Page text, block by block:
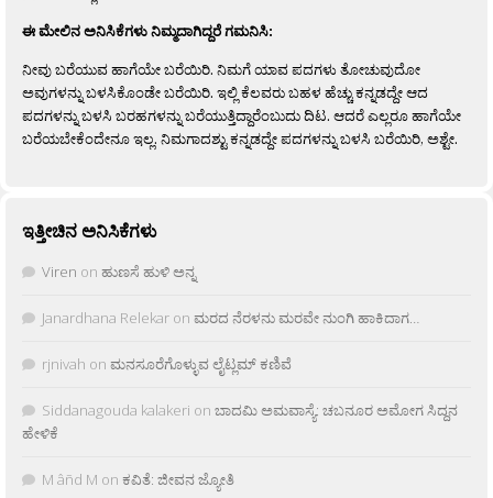
ಈ ಮೇಲಿನ ಅನಿಸಿಕೆಗಳು ನಿಮ್ಮದಾಗಿದ್ದರೆ ಗಮನಿಸಿ:
ನೀವು ಬರೆಯುವ ಹಾಗೆಯೇ ಬರೆಯಿರಿ. ನಿಮಗೆ ಯಾವ ಪದಗಳು ತೋಚುವುದೋ
ಅವುಗಳನ್ನು ಬಳಸಿಕೊಂಡೇ ಬರೆಯಿರಿ. ಇಲ್ಲಿ ಕೆಲವರು ಬಹಳ ಹೆಚ್ಚು ಕನ್ನಡದ್ದೇ ಆದ
ಪದಗಳನ್ನು ಬಳಸಿ ಬರಹಗಳನ್ನು ಬರೆಯುತ್ತಿದ್ದಾರೆಂಬುದು ದಿಟ. ಆದರೆ ಎಲ್ಲರೂ ಹಾಗೆಯೇ
ಬರೆಯಬೇಕೆಂದೇನೂ ಇಲ್ಲ. ನಿಮಗಾದಶ್ಟು ಕನ್ನಡದ್ದೇ ಪದಗಳನ್ನು ಬಳಸಿ ಬರೆಯಿರಿ, ಅಶ್ಟೇ.
ಇತ್ತೀಚಿನ ಅನಿಸಿಕೆಗಳು
Viren on ಹುಣಸೆ ಹುಳಿ ಅನ್ನ
Janardhana Relekar on ಮರದ ನೆರಳನು ಮರವೇ ನುಂಗಿ ಹಾಕಿದಾಗ…
rjnivah on ಮನಸೂರೆಗೊಳ್ಳುವ ಲೈಟ್ಲಮ್ ಕಣಿವೆ
Siddanagouda kalakeri on ಬಾದಮಿ ಅಮವಾಸ್ಯೆ: ಚಬನೂರ ಅಮೋಗ ಸಿದ್ದನ
ಹೇಳಿಕೆ
M âñd M on ಕವಿತೆ: ಜೀವನ ಜ್ಯೋತಿ